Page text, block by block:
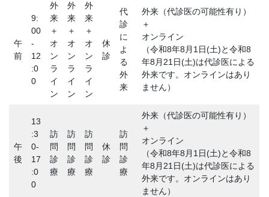
午
前
9:
00
-
12
:0
0
外
来
＋
オ
ン
ラ
イ
ン
外
来
＋
オ
ン
ラ
イ
ン
外
来
＋
オ
ン
ラ
イ
ン
休
診
代
診
に
よ
る
外
来
外来（代診医の可能性有り）
＋
オンライン
（令和8年8月1日(土)と令和8
年8月21日(土)は代診医による
外来です。オンラインはあり
ません）
午
後
13
:3
0-
17
:0
0
訪
問
診
療
訪
問
診
療
訪
問
診
療
休
診
訪
問
診
療
外来（代診医の可能性有り）
＋
オンライン
（令和8年8月1日(土)と令和8
年8月21日(土)は代診医による
外来です。オンラインはあり
ません）